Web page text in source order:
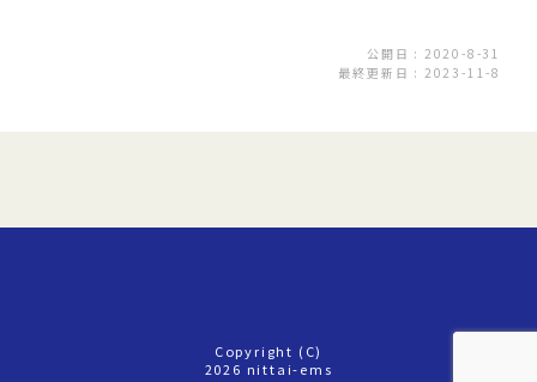
公開日 : 2020-8-31
最終更新日 : 2023-11-8
Copyright (C)
2026 nittai-ems